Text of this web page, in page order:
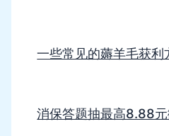
一些常见的薅羊毛获利
消保答题抽最高8.88